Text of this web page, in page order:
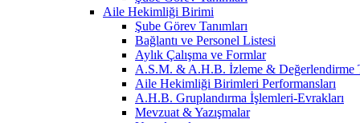
Aile Hekimliği Birimi
Şube Görev Tanımları
Bağlantı ve Personel Listesi
Aylık Çalışma ve Formlar
A.S.M. & A.H.B. İzleme & Değerlendirme
Aile Hekimliği Birimleri Performansları
A.H.B. Gruplandırma İşlemleri-Evrakları
Mevzuat & Yazışmalar